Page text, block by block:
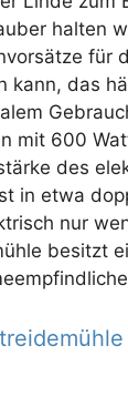
halten
für
kann, das
mit 600
des
in etwa
nur
besitzt